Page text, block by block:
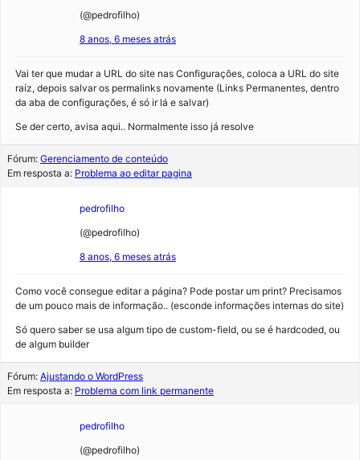
(@pedrofilho)
8 anos, 6 meses atrás
Vai ter que mudar a URL do site nas Configurações, coloca a URL do site
raíz, depois salvar os permalinks novamente (Links Permanentes, dentro
da aba de configurações, é só ir lá e salvar)
Se der certo, avisa aqui.. Normalmente isso já resolve
Fórum: Gerenciamento de conteúdo
Em resposta a: Problema ao editar pagina
pedrofilho
(@pedrofilho)
8 anos, 6 meses atrás
Como você consegue editar a página? Pode postar um print? Precisamos
de um pouco mais de informação.. (esconde informações internas do site)
Só quero saber se usa algum tipo de custom-field, ou se é hardcoded, ou
de algum builder
Fórum: Ajustando o WordPress
Em resposta a: Problema com link permanente
pedrofilho
(@pedrofilho)